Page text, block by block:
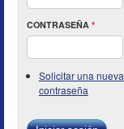
CONTRASEÑA *
Solicitar una nueva
contraseña